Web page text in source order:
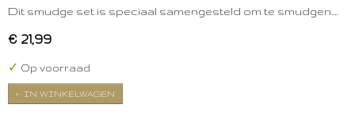
Dit smudge set is speciaal samengesteld om te smudgen.…
€ 21,99
✓ Op voorraad
IN WINKELWAGEN